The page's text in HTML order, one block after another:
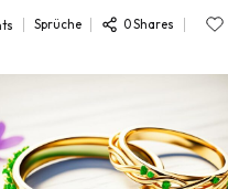
Posted
Sprüche 0 Shares